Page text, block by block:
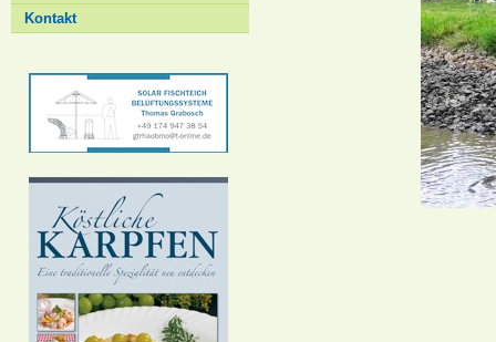
Kontakt